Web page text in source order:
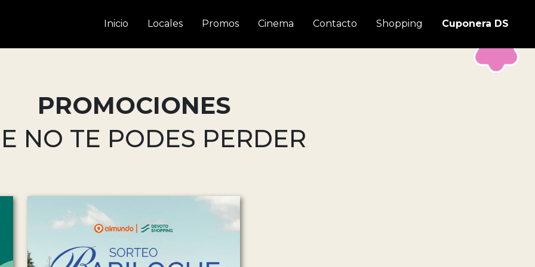
Inicio Locales Promos Cinema Contacto Shopping Cuponera DS
PROMOCIONES
NO TE PODES PERDER